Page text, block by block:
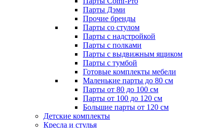
Парты Дэми
Прочие бренды
Парты со стулом
Парты с надстройкой
Парты с полками
Парты с выдвижным ящиком
Парты с тумбой
Готовые комплекты мебели
Маленькие парты до 80 см
Парты от 80 до 100 см
Парты от 100 до 120 см
Большие парты от 120 см
Детские комплекты
Кресла и стулья